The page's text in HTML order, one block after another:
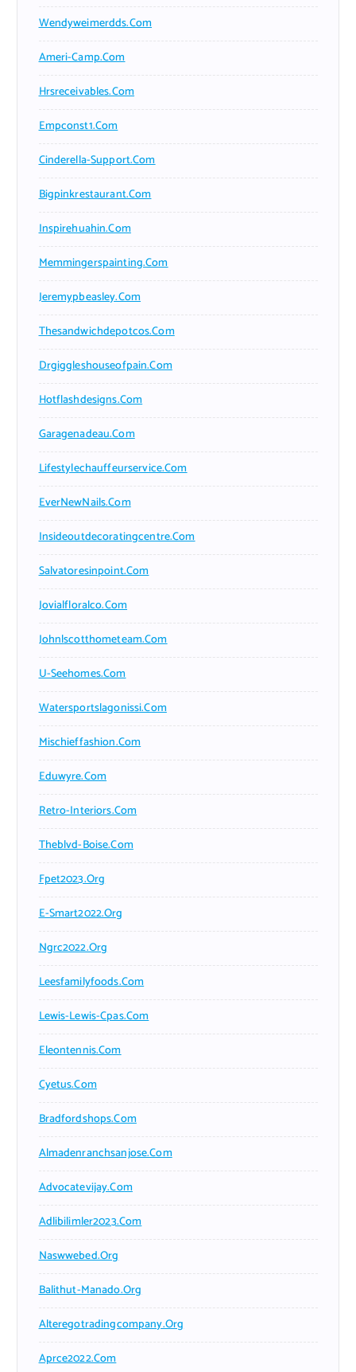
Wendyweimerdds.com
Ameri-Camp.com
Hrsreceivables.com
Empconst1.com
Cinderella-Support.com
Bigpinkrestaurant.com
Inspirehuahin.com
Memmingerspainting.com
Jeremypbeasley.com
Thesandwichdepotcos.com
Drgiggleshouseofpain.com
Hotflashdesigns.com
Garagenadeau.com
Lifestylechauffeurservice.com
EverNewNails.com
Insideoutdecoratingcentre.com
Salvatoresinpoint.com
Jovialfloralco.com
Johnlscotthometeam.com
U-Seehomes.com
Watersportslagonissi.com
Mischieffashion.com
Eduwyre.com
Retro-Interiors.com
Theblvd-Boise.com
Fpet2023.org
E-Smart2022.org
Ngrc2022.org
Leesfamilyfoods.com
Lewis-Lewis-Cpas.com
Eleontennis.com
Cyetus.com
Bradfordshops.com
Almadenranchsanjose.com
Advocatevijay.com
Adlibilimler2023.com
Naswwebed.org
Balithut-Manado.org
Alteregotradingcompany.org
Aprce2022.com